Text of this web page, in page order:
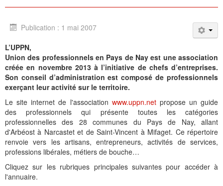
Publication : 1 mai 2007
L’UPPN,
Union des professionnels en Pays de Nay est une association
créée en novembre 2013 à l’initiative de chefs d’entreprises.
Son conseil d’administration est composé de professionnels
exerçant leur activité sur le territoire.
Le site internet de l'association www.uppn.netpropose un guide
des professionnels qui présente toutes les catégories
professionnelles des 28 communes du Pays de Nay, allant
d'Arbéost à Narcastet et de Saint-Vincent à Mifaget. Ce répertoire
renvoie vers les artisans, entrepreneurs, activités de services,
professions libérales, métiers de bouche…
Cliquez sur les rubriques principales suivantes pour accéder à
l'annuaire.